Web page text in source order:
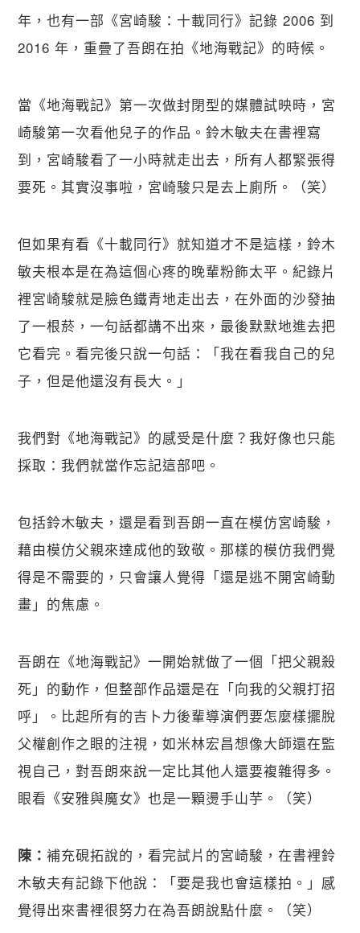
年，也有一部《宮崎駿：十載同行》記錄 2006 到
2016 年，重疊了吾朗在拍《地海戰記》的時候。
當《地海戰記》第一次做封閉型的媒體試映時，宮
崎駿第一次看他兒子的作品。鈴木敏夫在書裡寫
到，宮崎駿看了一小時就走出去，所有人都緊張得
要死。其實沒事啦，宮崎駿只是去上廁所。（笑）
但如果有看《十載同行》就知道才不是這樣，鈴木
敏夫根本是在為這個心疼的晚輩粉飾太平。紀錄片
裡宮崎駿就是臉色鐵青地走出去，在外面的沙發抽
了一根菸，一句話都講不出來，最後默默地進去把
它看完。看完後只說一句話：「我在看我自己的兒
子，但是他還沒有長大。」
我們對《地海戰記》的感受是什麼？我好像也只能
採取：我們就當作忘記這部吧。
包括鈴木敏夫，還是看到吾朗一直在模仿宮崎駿，
藉由模仿父親來達成他的致敬。那樣的模仿我們覺
得是不需要的，只會讓人覺得「還是逃不開宮崎動
畫」的焦慮。
吾朗在《地海戰記》一開始就做了一個「把父親殺
死」的動作，但整部作品還是在「向我的父親打招
呼」。比起所有的吉卜力後輩導演們要怎麼樣擺脫
父權創作之眼的注視，如米林宏昌想像大師還在監
視自己，對吾朗來說一定比其他人還要複雜得多。
眼看《安雅與魔女》也是一顆燙手山芋。（笑）
陳：補充硯拓說的，看完試片的宮崎駿，在書裡鈴
木敏夫有記錄下他說：「要是我也會這樣拍。」感
覺得出來書裡很努力在為吾朗說點什麼。（笑）